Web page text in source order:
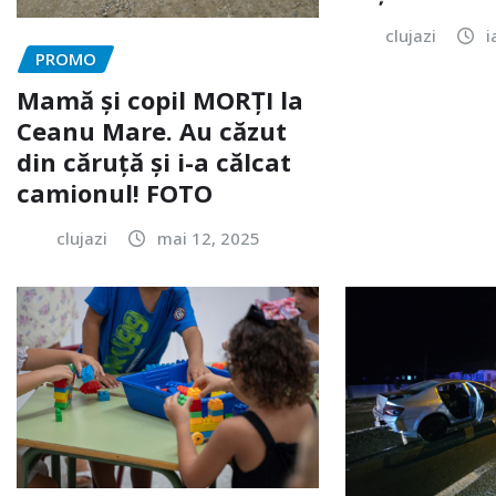
PROMO
Mamă și copil MORȚI la
Ceanu Mare. Au căzut
din căruță și i-a călcat
camionul! FOTO
clujazi mai 12, 2025
clujazi